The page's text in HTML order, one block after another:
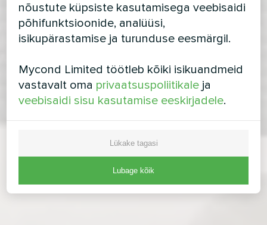
nõustute küpsiste kasutamisega veebisaidi
põhifunktsioonide, analüüsi,
isikupärastamise ja turunduse eesmärgil.
Mycond Limited töötleb kõiki isikuandmeid
vastavalt oma privaatsuspoliitikale ja
veebisaidi sisu kasutamise eeskirjadele.
Lükake tagasi
Lubage kõik